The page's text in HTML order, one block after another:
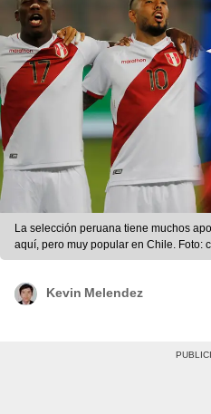
La selección peruana tiene muchos
aquí, pero muy popular en Chile. Foto:
Kevin Melendez